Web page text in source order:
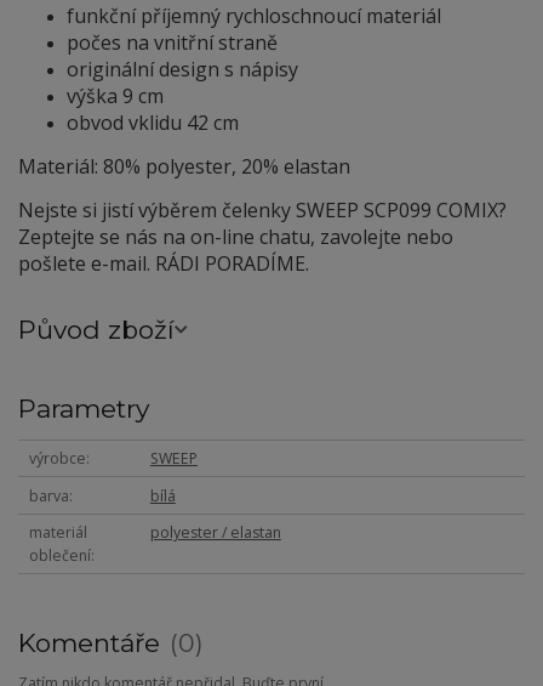
funkční příjemný rychloschnoucí materiál
počes na vnitřní straně
originální design s nápisy
výška 9 cm
obvod vklidu 42 cm
Materiál: 80% polyester, 20% elastan
Nejste si jistí výběrem čelenky SWEEP SCP099 COMIX?
Zeptejte se nás na on-line chatu, zavolejte nebo
pošlete e-mail. RÁDI PORADÍME.
Původ zboží
Parametry
výrobce
SWEEP
barva
bílá
materiál
oblečení
polyester / elastan
Komentáře 0